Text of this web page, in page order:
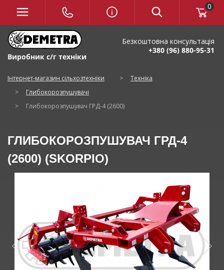
0
Виробник с/г техніки
Безкоштовна консультація
+380 (96) 880-95-31
Інтернет-магазин сільхозтехніки >
Техніка
>
Глибокорозпушувачі
>
Глибокорозпушувач ГРД-4 (2600)
ГЛИБОКОРОЗПУШУВАЧ ГРД-4
(2600) (SKORPIO)